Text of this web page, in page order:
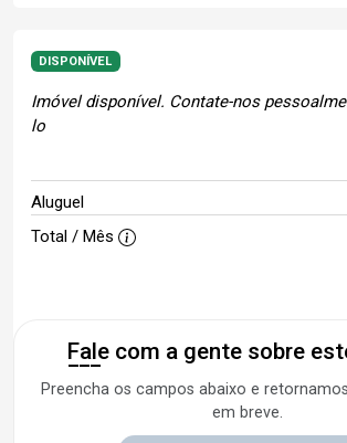
DISPONÍVEL
Imóvel disponível. Contate-nos
lo
Aluguel
Total / Mês
Fale com a gente sobre
Preencha os campos abaixo e
em breve.